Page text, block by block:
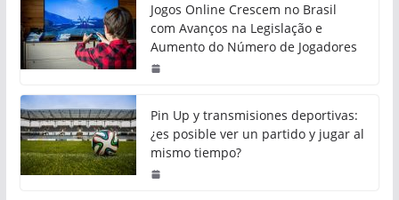
Jogos Online Crescem no Brasil
com Avanços na Legislação e
Aumento do Número de Jogadores
Pin Up y transmisiones deportivas:
¿es posible ver un partido y jugar al
mismo tiempo?